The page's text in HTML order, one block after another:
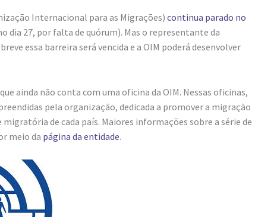
Internacional para as Migrações) continua parado no
dia 27, por falta de quórum). Mas o representante da
essa barreira será vencida e a OIM poderá desenvolver
ainda não conta com uma oficina da OIM. Nessas oficinas,
pela organização, dedicada a promover a migração
de cada país. Maiores informações sobre a série de
meio da página da entidade.